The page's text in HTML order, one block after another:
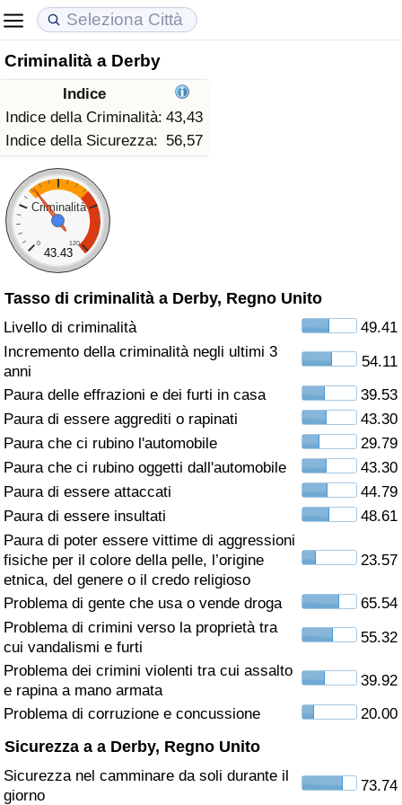
Criminalità a Derby
Indice
Indice della Criminalità: 43,43
Indice della Sicurezza: 56,57
Criminalità
0 120
43.43
Tasso di criminalità a Derby, Regno Unito
Livello di criminalità
49.41
Incremento della criminalità negli ultimi 3
anni
54.11
Paura delle effrazioni e dei furti in casa
39.53
Paura di essere aggrediti o rapinati
43.30
Paura che ci rubino l'automobile
29.79
Paura che ci rubino oggetti dall'automobile
43.30
Paura di essere attaccati
44.79
Paura di essere insultati
48.61
Paura di poter essere vittime di aggressioni
fisiche per il colore della pelle, l’origine
etnica, del genere o il credo religioso
23.57
Problema di gente che usa o vende droga
65.54
Problema di crimini verso la proprietà tra
cui vandalismi e furti
55.32
Problema dei crimini violenti tra cui assalto
e rapina a mano armata
39.92
Problema di corruzione e concussione
20.00
Sicurezza a a Derby, Regno Unito
Sicurezza nel camminare da soli durante il
giorno
73.74
Costo della vita
Indice Del Costo Della Vita (corrente)
Indice Del Costo Della Vita
Indice del Costo della Vita per Nazione
ad Aqaba
Prezzi degli immobili
Indice del Prezzo delle Case (Corrente)
Indice del Prezzo delle Case
Indice del Prezzo delle Case per Nazione
Qualità della Vita
Indice della Qualità della Vita
Indice della Qualità della Vita (Corrente)
Indice della qualità della vita per Paese
Criminalità
Indice del Tasso di Criminalità (Corrente)
Indice della Criminalità
Indice di criminalità per paese
Assistenza Sanitaria
Indice dell’Assistenza Sanitaria (Corrente)
Indice dell’Assistenza Sanitaria
Indice dell’Assistenza Sanitaria per
Nazione
Inquinamento
Indice dell’Inquinamento (Corrente)
Indice dell’Inquinamento per Nazione